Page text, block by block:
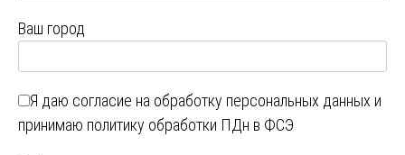
Ваш город
Я даю согласие на обработку персональных данных и
принимаю политику обработки ПДн в ФСЭ